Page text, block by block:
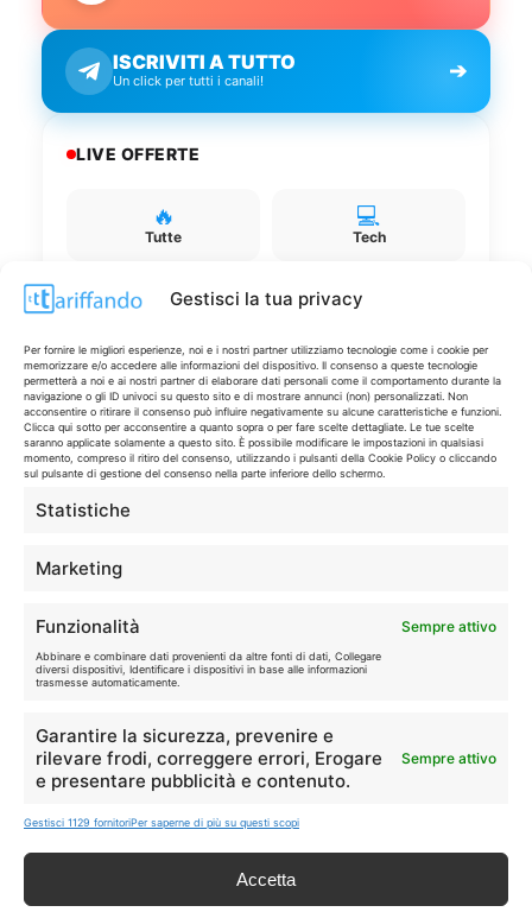
Gestisci la tua privacy
Per fornire le migliori esperienze, noi e i nostri partner utilizziamo tecnologie come i cookie per
memorizzare e/o accedere alle informazioni del dispositivo. Il consenso a queste tecnologie
permetterà a noi e ai nostri partner di elaborare dati personali come il comportamento durante la
navigazione o gli ID univoci su questo sito e di mostrare annunci (non) personalizzati. Non
acconsentire o ritirare il consenso può influire negativamente su alcune caratteristiche e funzioni.
Clicca qui sotto per acconsentire a quanto sopra o per fare scelte dettagliate. Le tue scelte
saranno applicate solamente a questo sito. È possibile modificare le impostazioni in qualsiasi
momento, compreso il ritiro del consenso, utilizzando i pulsanti della Cookie Policy o cliccando
sul pulsante di gestione del consenso nella parte inferiore dello schermo.
Statistiche
Marketing
Funzionalità Sempre attivo
Abbinare e combinare dati provenienti da altre fonti di dati, Collegare
diversi dispositivi, Identificare i dispositivi in base alle informazioni
trasmesse automaticamente.
Garantire la sicurezza, prevenire e
rilevare frodi, correggere errori, Erogare
e presentare pubblicità e contenuto.
Sempre attivo
Gestisci 1129 fornitoriPer saperne di più su questi scopi
Accetta
ISCRIVITI A TUTTO
Un click per tutti i canali! ➔
LIVE OFFERTE
🔥
Tutte
💻
Tech
🛒 👗
🏠
Casa
💎
Extra
Disclaimer
I marchi citati appartengono ai rispettivi proprietari. Le offerte
sui siti ufficiali.
Info
In qualità di Affiliato Amazon ed eBay, Tariffando riceve un
Note Legali